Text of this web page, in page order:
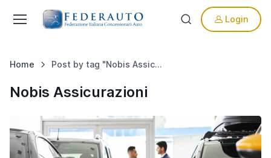
Login
Home Post by tag "Nobis Assicurazioni"
Nobis Assicurazioni